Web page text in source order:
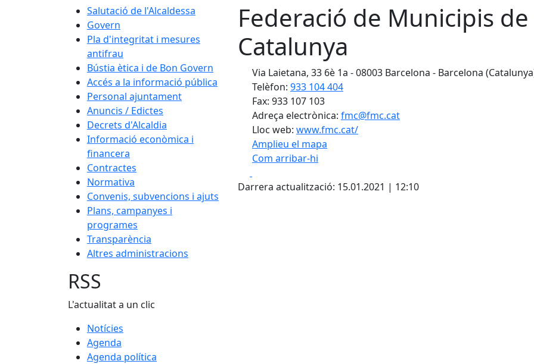
Salutació de l'Alcaldessa
Govern
Pla d'integritat i mesures
antifrau
Bústia ètica i de Bon Govern
Accés a la informació pública
Personal ajuntament
Anuncis / Edictes
Decrets d'Alcaldia
Informació econòmica i
financera
Contractes
Normativa
Convenis, subvencions i ajuts
Plans, campanyes i
programes
Transparència
Altres administracions
Federació de Municipis de
Catalunya
Via Laietana, 33 6è 1a - 08003 Barcelona - Barcelona
Telèfon: 933 104 404
Fax: 933 107 103
Adreça electrònica: fmc@fmc.cat
Lloc web: www.fmc.cat/
Amplieu el mapa
Com arribar-hi
+
Darrera actualització: 15.01.2021 | 12:10
RSS
L'actualitat a un clic
Notícies
Agenda
Agenda política